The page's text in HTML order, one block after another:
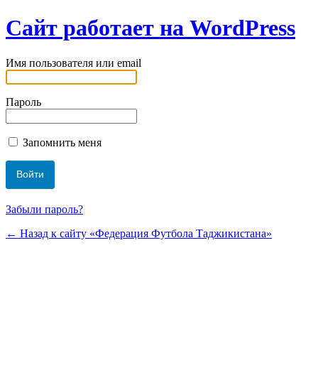
Сайт работает на WordPress
Имя пользователя или email
Пароль
Запомнить меня
Забыли пароль?
← Назад к сайту «Федерация Футбола Таджикистана»